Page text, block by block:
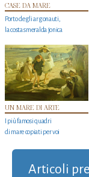
CASE DA MARE
Porto degli argonauti,
la costa smeralda jonica
UN MARE DI ARTE
I più famosi quadri
di mare copiati per voi
Articoli